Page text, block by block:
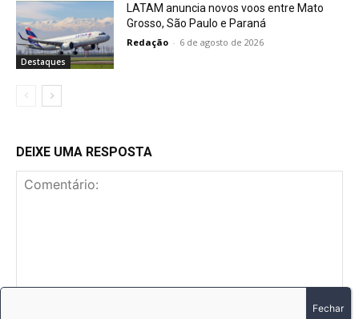
Destaques
LATAM anuncia novos voos entre Mato
Grosso, São Paulo e Paraná
Redação - 6 de agosto de 2026
DEIXE UMA RESPOSTA